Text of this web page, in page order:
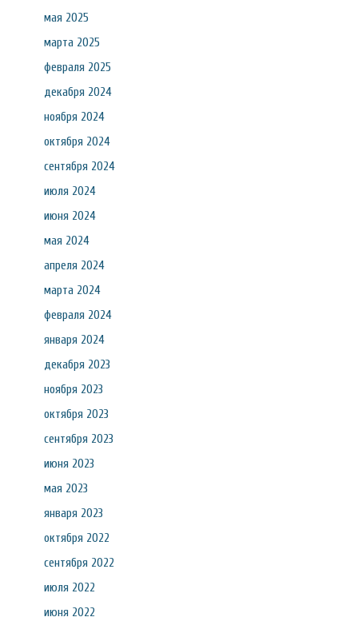
мая 2025
марта 2025
февраля 2025
декабря 2024
ноября 2024
октября 2024
сентября 2024
июля 2024
июня 2024
мая 2024
апреля 2024
марта 2024
февраля 2024
января 2024
декабря 2023
ноября 2023
октября 2023
сентября 2023
июня 2023
мая 2023
января 2023
октября 2022
сентября 2022
июля 2022
июня 2022